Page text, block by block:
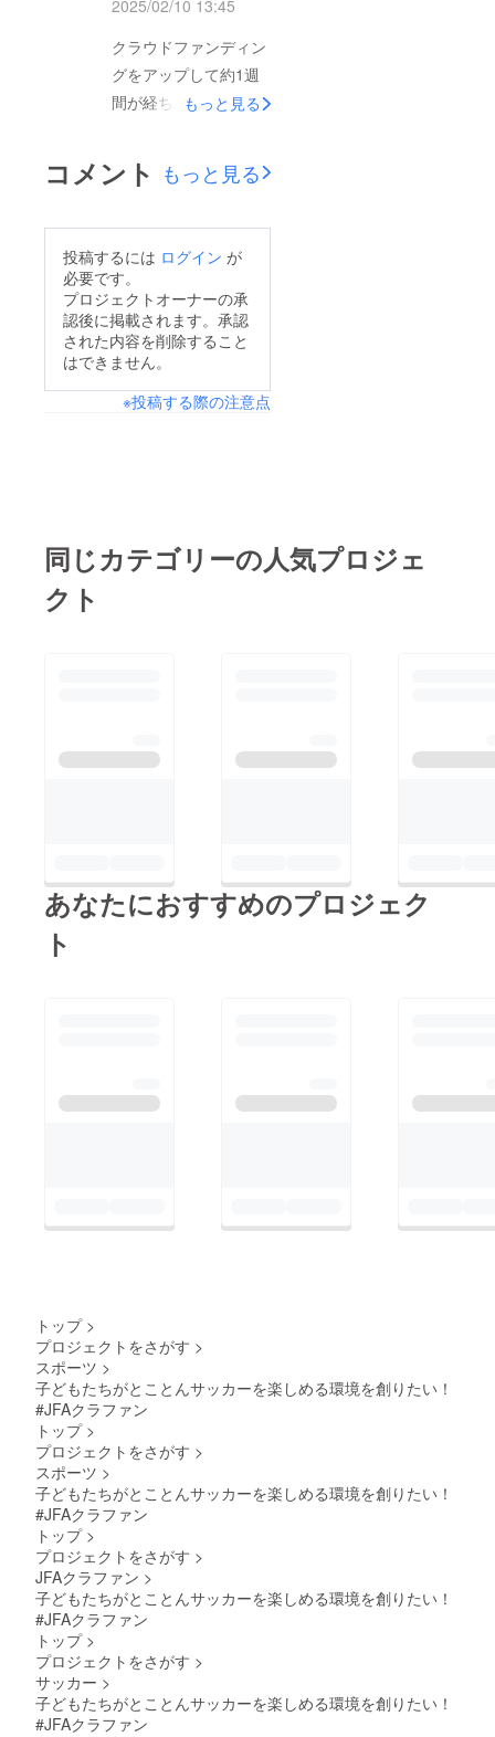
リースを出させていた
だきました。支援額が
増えることはもちろん
嬉しいですが、子ども
ポーツを楽しむ環境創
りについて、少しでも
いうお気持ちです。下
記プレスリリースの
URLです。こちらもぜ
ひ覗いていただければ
https://www.atpress.ne
2025/02/10 13:45
クラウドファンディン
グをアップして約1週
間が経ちました。早々
たみなさん、本当にあ
りがとうございます！
ながら、このように
SNS拡散ご協力いただ
ける仲間もいて、大変
心強いです。4月ス
まだ走り続けていきま
もっと見る
コメント もっと見る
投稿するには ログイン が
必要です。
プロジェクトオーナーの承
認後に掲載されます。承認
された内容を削除すること
はできません。
※投稿する際の注意点
同じカテゴリーの人気プロジェ
クト
あなたにおすすめのプロジェク
ト
トップ >
プロジェクトをさがす >
スポーツ >
子どもたちがとことんサッカーを楽しめる環境を創りたい！
#JFAクラファン
トップ >
プロジェクトをさがす >
スポーツ >
子どもたちがとことんサッカーを楽しめる環境を創りたい！
#JFAクラファン
トップ >
プロジェクトをさがす >
JFAクラファン >
子どもたちがとことんサッカーを楽しめる環境を創りたい！
#JFAクラファン
トップ >
プロジェクトをさがす >
サッカー >
子どもたちがとことんサッカーを楽しめる環境を創りたい！
#JFAクラファン